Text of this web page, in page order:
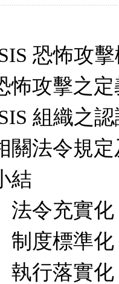
恐怖攻
怖攻擊之
組織之
關法令規
結
法令充實化
制度標準化
執行落實化